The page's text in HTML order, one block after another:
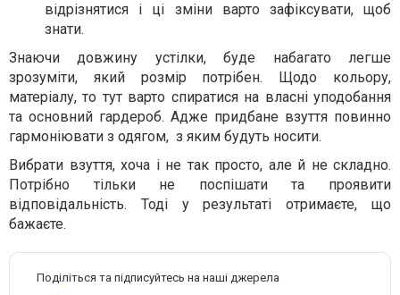
відрізнятися і ці зміни варто зафіксувати, щоб
знати.
Знаючи довжину устілки, буде набагато легше
зрозуміти, який розмір потрібен. Щодо кольору,
матеріалу, то тут варто спиратися на власні уподобання
та основний гардероб. Адже придбане взуття повинно
гармоніювати з одягом, з яким будуть носити.
Вибрати взуття, хоча і не так просто, але й не складно.
Потрібно тільки не поспішати та проявити
відповідальність. Тоді у результаті отримаєте, що
бажаєте.
Поділіться та підписуйтесь на наші джерела